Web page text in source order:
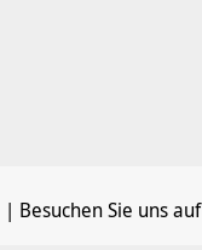
| Besuchen Sie uns auf